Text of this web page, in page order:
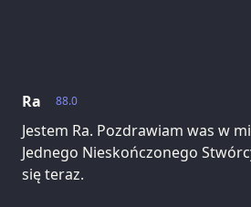
88.0
Ra
Jestem Ra. Pozdrawiam was w
Jednego Nieskończonego
się teraz.